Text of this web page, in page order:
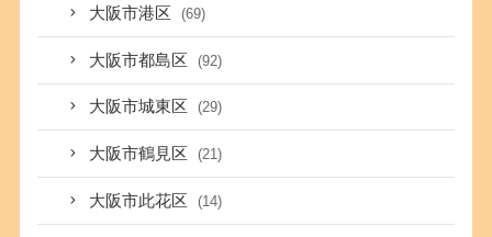
大阪市港区 (69)
大阪市都島区 (92)
大阪市城東区 (29)
大阪市鶴見区 (21)
大阪市此花区 (14)